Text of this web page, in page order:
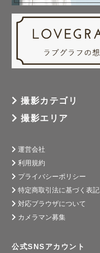
撮影カテゴリ
撮影エリア
運営会社
利用規約
プライバシーポリシー
特定商取引法に基づく表記
対応ブラウザについて
カメラマン募集
公式SNSアカウント